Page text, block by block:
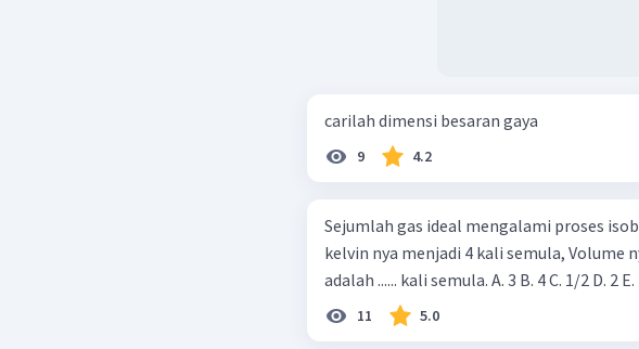
carilah dimensi besaran gaya
9 4.2
Sejumlah gas ideal mengalami proses
kelvin nya menjadi 4 kali semula, Volume
adalah ...... kali semula. A. 3 B. 4 C. 1/2 D.
11 5.0